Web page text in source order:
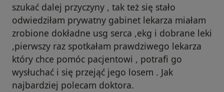
szukać dalej przyczyny , tak też się stało
odwiedziłam prywatny gabinet lekarza miałam
zrobione dokładne usg serca ,ekg i dobrane leki
,pierwszy raz spotkałam prawdziwego lekarza
który chce pomóc pacjentowi , potrafi go
wysłuchać i się przejąć jego losem . Jak
najbardziej polecam doktora.